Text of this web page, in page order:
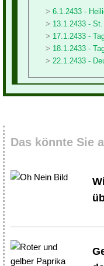
6.1.2433 -
13.1.2433 -
17.1.2433 -
18.1.2433 -
22.1.2433 -
Das könnte Sie